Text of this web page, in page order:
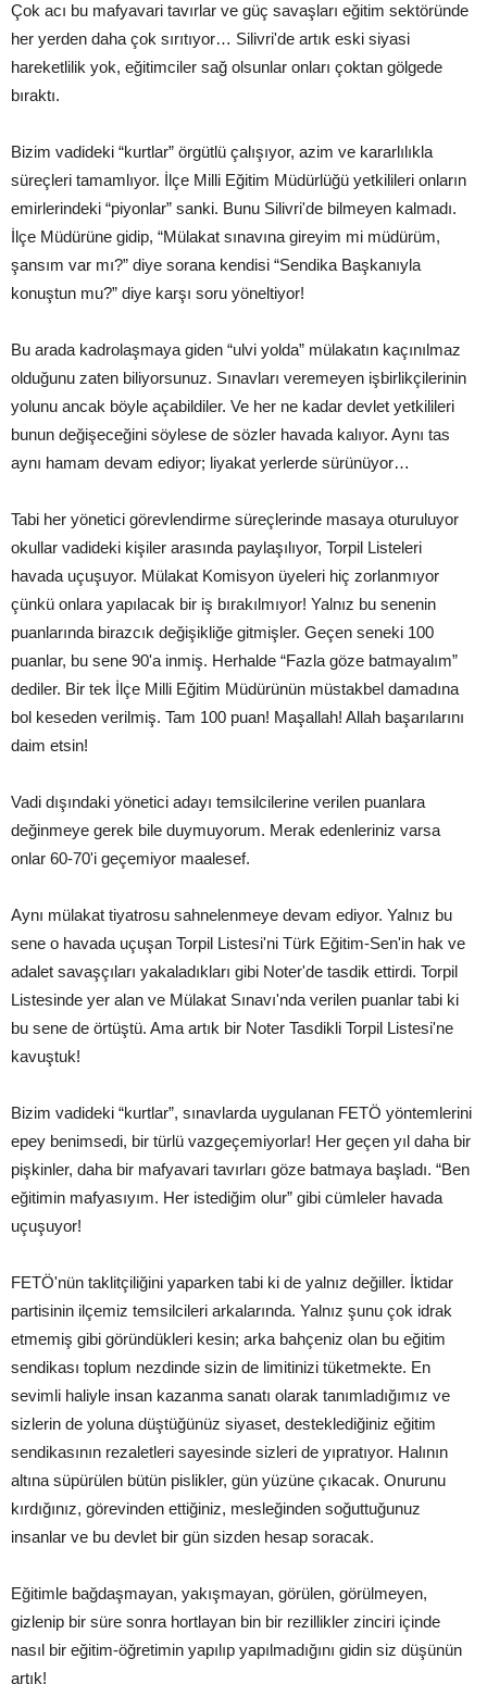
Çok acı bu mafyavari tavırlar ve güç savaşları eğitim sektöründe
her yerden daha çok sırıtıyor… Silivri'de artık eski siyasi
hareketlilik yok, eğitimciler sağ olsunlar onları çoktan gölgede
bıraktı.
Bizim vadideki “kurtlar” örgütlü çalışıyor, azim ve kararlılıkla
süreçleri tamamlıyor. İlçe Milli Eğitim Müdürlüğü yetkilileri onların
emirlerindeki “piyonlar” sanki. Bunu Silivri'de bilmeyen kalmadı.
İlçe Müdürüne gidip, “Mülakat sınavına gireyim mi müdürüm,
şansım var mı?” diye sorana kendisi “Sendika Başkanıyla
konuştun mu?” diye karşı soru yöneltiyor!
Bu arada kadrolaşmaya giden “ulvi yolda” mülakatın kaçınılmaz
olduğunu zaten biliyorsunuz. Sınavları veremeyen işbirlikçilerinin
yolunu ancak böyle açabildiler. Ve her ne kadar devlet yetkilileri
bunun değişeceğini söylese de sözler havada kalıyor. Aynı tas
aynı hamam devam ediyor; liyakat yerlerde sürünüyor…
Tabi her yönetici görevlendirme süreçlerinde masaya oturuluyor
okullar vadideki kişiler arasında paylaşılıyor, Torpil Listeleri
havada uçuşuyor. Mülakat Komisyon üyeleri hiç zorlanmıyor
çünkü onlara yapılacak bir iş bırakılmıyor! Yalnız bu senenin
puanlarında birazcık değişikliğe gitmişler. Geçen seneki 100
puanlar, bu sene 90'a inmiş. Herhalde “Fazla göze batmayalım”
dediler. Bir tek İlçe Milli Eğitim Müdürünün müstakbel damadına
bol keseden verilmiş. Tam 100 puan! Maşallah! Allah başarılarını
daim etsin!
Vadi dışındaki yönetici adayı temsilcilerine verilen puanlara
değinmeye gerek bile duymuyorum. Merak edenleriniz varsa
onlar 60-70'i geçemiyor maalesef.
Aynı mülakat tiyatrosu sahnelenmeye devam ediyor. Yalnız bu
sene o havada uçuşan Torpil Listesi'ni Türk Eğitim-Sen'in hak ve
adalet savaşçıları yakaladıkları gibi Noter'de tasdik ettirdi. Torpil
Listesinde yer alan ve Mülakat Sınavı'nda verilen puanlar tabi ki
bu sene de örtüştü. Ama artık bir Noter Tasdikli Torpil Listesi'ne
kavuştuk!
Bizim vadideki “kurtlar”, sınavlarda uygulanan FETÖ yöntemlerini
epey benimsedi, bir türlü vazgeçemiyorlar! Her geçen yıl daha bir
pişkinler, daha bir mafyavari tavırları göze batmaya başladı. “Ben
eğitimin mafyasıyım. Her istediğim olur” gibi cümleler havada
uçuşuyor!
FETÖ'nün taklitçiliğini yaparken tabi ki de yalnız değiller. İktidar
partisinin ilçemiz temsilcileri arkalarında. Yalnız şunu çok idrak
etmemiş gibi göründükleri kesin; arka bahçeniz olan bu eğitim
sendikası toplum nezdinde sizin de limitinizi tüketmekte. En
sevimli haliyle insan kazanma sanatı olarak tanımladığımız ve
sizlerin de yoluna düştüğünüz siyaset, desteklediğiniz eğitim
sendikasının rezaletleri sayesinde sizleri de yıpratıyor. Halının
altına süpürülen bütün pislikler, gün yüzüne çıkacak. Onurunu
kırdığınız, görevinden ettiğiniz, mesleğinden soğuttuğunuz
insanlar ve bu devlet bir gün sizden hesap soracak.
Eğitimle bağdaşmayan, yakışmayan, görülen, görülmeyen,
gizlenip bir süre sonra hortlayan bin bir rezillikler zinciri içinde
nasıl bir eğitim-öğretimin yapılıp yapılmadığını gidin siz düşünün
artık!